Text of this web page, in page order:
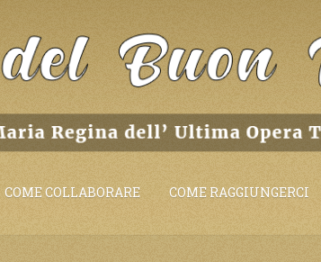
COME COLLABORARE COME RAGGIUNGERCI